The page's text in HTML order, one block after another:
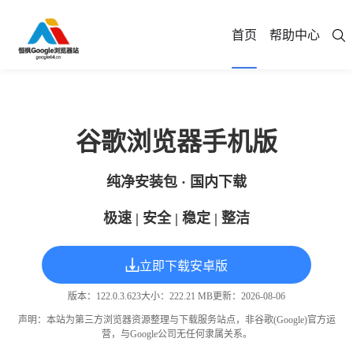
首页 帮助中心
谷歌浏览器手机版
纯净安装包 · 国内下载
极速 | 安全 | 稳定 | 整洁
立即下载安卓版
版本： 122.0.3.623大小： 222.21 MB更新：2026-08-06
声明：本站为第三方浏览器资源整理与下载服务站点，非谷歌(Google)官方运
营，与Google公司无任何隶属关系。